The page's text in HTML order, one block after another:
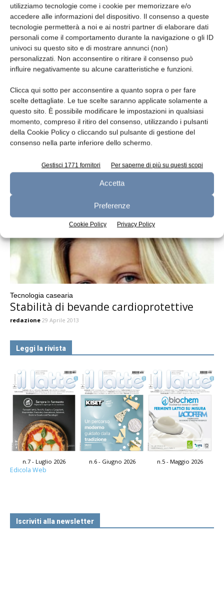
utilizziamo tecnologie come i cookie per memorizzare e/o
accedere alle informazioni del dispositivo. Il consenso a queste
tecnologie permetterà a noi e ai nostri partner di elaborare dati
personali come il comportamento durante la navigazione o gli ID
univoci su questo sito e di mostrare annunci (non)
personalizzati. Non acconsentire o ritirare il consenso può
influire negativamente su alcune caratteristiche e funzioni.
Clicca qui sotto per acconsentire a quanto sopra o per fare
scelte dettagliate. Le tue scelte saranno applicate solamente a
questo sito. È possibile modificare le impostazioni in qualsiasi
momento, compreso il ritiro del consenso, utilizzando i pulsanti
della Cookie Policy o cliccando sul pulsante di gestione del
consenso nella parte inferiore dello schermo.
Gestisci 1771 fornitori Per saperne di più su questi scopi
Accetta
Preferenze
Cookie Policy Privacy Policy
Redazione 17 Novembre 2013
Chimica fisica di latte e derivati
Qualità di bevande light
29 Aprile 2013
Tecnologia casearia
Stabilità di bevande cardioprotettive
redazione 29 Aprile 2013
Leggi la rivista
n.7 - Luglio 2026 n.6 - Giugno 2026 n.5 - Maggio 2026
Edicola Web
Iscriviti alla newsletter